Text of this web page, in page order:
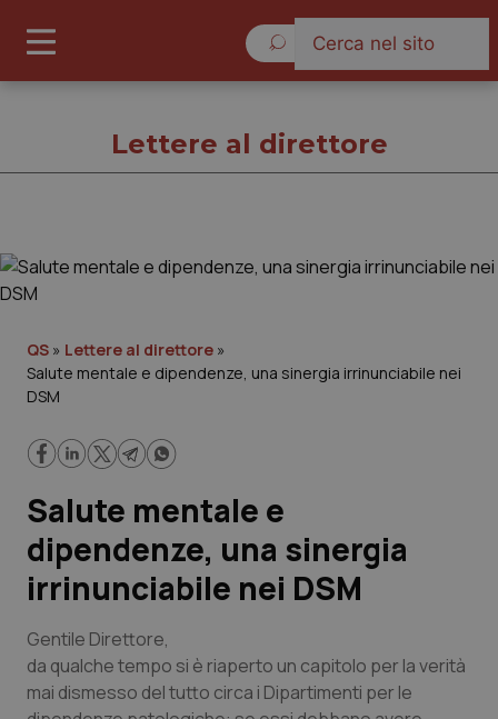
Governo e Parlamento
Regioni e Asl
Lavoro e Professioni
Scienza e Farmaci
Studi e Analisi
Lettere al direttore
Lettere al direttore
QS » Lettere al direttore »
Salute mentale e dipendenze, una sinergia irrinunciabile nei
DSM
Salute mentale e
dipendenze, una sinergia
irrinunciabile nei DSM
Gentile Direttore,
da qualche tempo si è riaperto un capitolo per la verità
mai dismesso del tutto circa i Dipartimenti per le